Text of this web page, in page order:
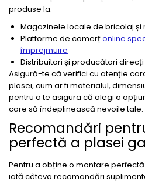
produse la:
Magazinele locale de bricolaj
Platforme de comerțonline
împrejmuire
Distribuitori și producători
Asigură-te că verifici cu atenție
plasei, cum ar fi materialul,
pentru a te asigura că alegi o
care să îndeplinească nevoile tale.
Recomandări
perfectă a plasei
Pentru a obține o montare
iată câteva recomandări